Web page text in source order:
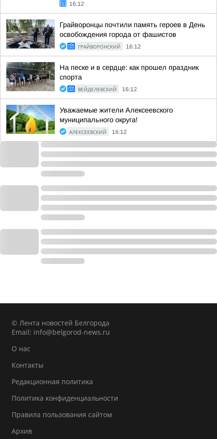
16:12
Грайворонцы почтили память героев в День
освобождения города от фашистов
ГРАЙВОРОНСКИЙ 16:12
На песке и в сердце: как прошел праздник
спорта
ВЕЙДЕЛЕВСКИЙ 16:12
Уважаемые жители Алексеевского
муниципального округа!
АЛЕКСЕЕВСКИЙ 16:12
© Лента новостей Белгорода
Email: info@belgorod-news.ru
О нас
Контакты
Редакционная политика
Политика конфиденциальности
Правила пользования сайтом
Архив